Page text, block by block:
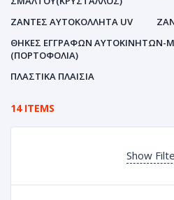
ΖΆΝΤΕΣ ΑΥΤΟΚΌΛΛΗΤΑ UV
ΘΉΚΕΣ ΕΓΓΡΆΦΩΝ ΑΥΤΟΚΙΝΗΤΩΝ-
(ΠΟΡΤΟΦΌΛΙΑ)
ΠΛΑΣΤΙΚΆ ΠΛΑΊΣΙΑ
14 ITEMS
Show